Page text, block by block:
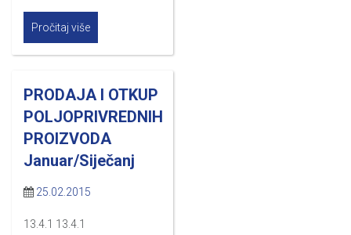
Pročitaj više
PRODAJA I OTKUP
POLJOPRIVREDNIH
PROIZVODA
Januar/Siječanj
25.02.2015
13.4.1 13.4.1